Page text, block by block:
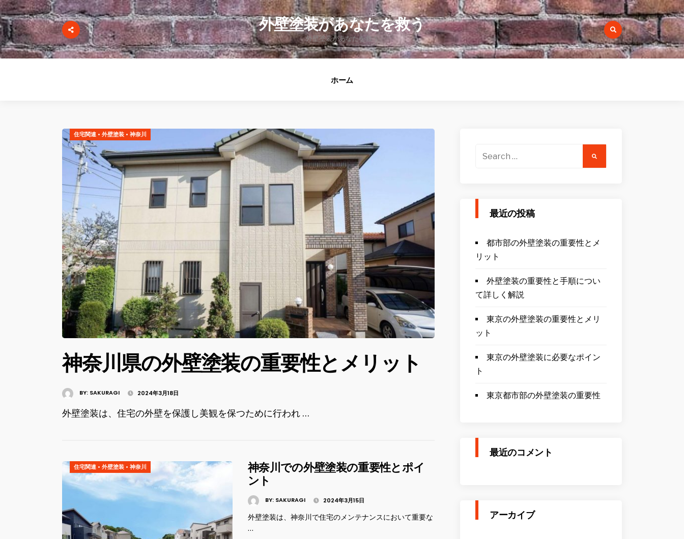
for:
外壁塗装があなたを救う
外壁塗装があなたを救う
ホーム
住宅関連 • 外壁塗装 • 神奈川
神奈川県の外壁塗装の重要性とメリット
BY: SAKURAGI 2024年3月18日
外壁塗装は、住宅の外壁を保護し美観を保つために行われ …
住宅関連 • 外壁塗装 • 神奈川
神奈川での外壁塗装の重要性とポイ
ント
BY: SAKURAGI 2024年3月15日
外壁塗装は、神奈川で住宅のメンテナンスにおいて重要な
…
Search
最近の投稿
都市部の外壁塗装の重要性とメ
リット
外壁塗装の重要性と手順につい
て詳しく解説
東京の外壁塗装の重要性とメリ
ット
東京の外壁塗装に必要なポイン
ト
東京都市部の外壁塗装の重要性
最近のコメント
アーカイブ